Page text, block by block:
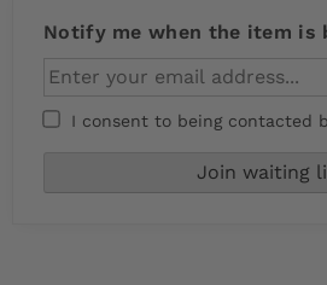
Notify me when the item is
I consent to being contacted